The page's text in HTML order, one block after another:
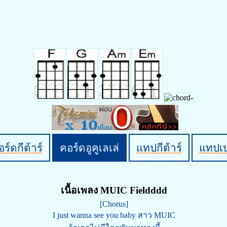
ร์ดกีต้าร์ คอร์ดอูคูเลเล่ แทปกีต้าร์ แทปเ
เนื้อเพลง MUIC Fieldddd
[Chorus]
I just wanna see you baby สาว MUIC